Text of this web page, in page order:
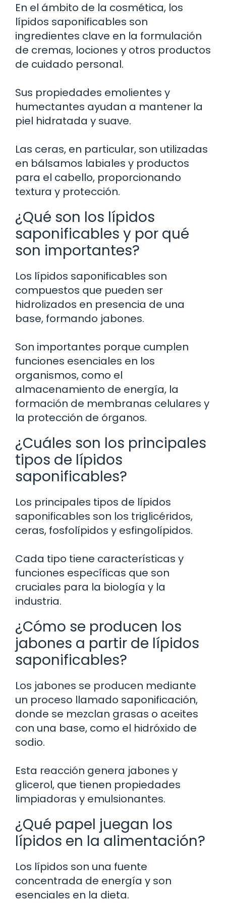
En el ámbito de la cosmética, los
lípidos saponificables son
ingredientes clave en la formulación
de cremas, lociones y otros productos
de cuidado personal.
Sus propiedades emolientes y
humectantes ayudan a mantener la
piel hidratada y suave.
Las ceras, en particular, son utilizadas
en bálsamos labiales y productos
para el cabello, proporcionando
textura y protección.
¿Qué son los lípidos
saponificables y por qué
son importantes?
Los lípidos saponificables son
compuestos que pueden ser
hidrolizados en presencia de una
base, formando jabones.
Son importantes porque cumplen
funciones esenciales en los
organismos, como el
almacenamiento de energía, la
formación de membranas celulares y
la protección de órganos.
¿Cuáles son los principales
tipos de lípidos
saponificables?
Los principales tipos de lípidos
saponificables son los triglicéridos,
ceras, fosfolípidos y esfingolípidos.
Cada tipo tiene características y
funciones específicas que son
cruciales para la biología y la
industria.
¿Cómo se producen los
jabones a partir de lípidos
saponificables?
Los jabones se producen mediante
un proceso llamado saponificación,
donde se mezclan grasas o aceites
con una base, como el hidróxido de
sodio.
Esta reacción genera jabones y
glicerol, que tienen propiedades
limpiadoras y emulsionantes.
¿Qué papel juegan los
lípidos en la alimentación?
Los lípidos son una fuente
concentrada de energía y son
esenciales en la dieta.